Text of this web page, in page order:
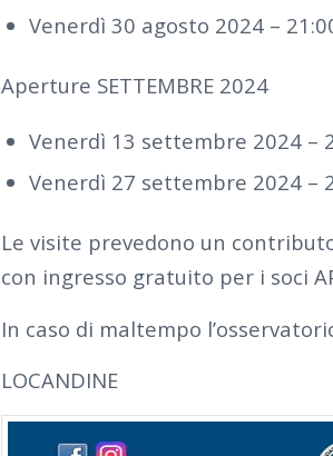
Venerdì 30 agosto 2024 –
Aperture SETTEMBRE 2024
Venerdì 13 settembre 2024 –
Venerdì 27 settembre 2024 –
Le visite prevedono un
con ingresso gratuito per i soci
In caso di maltempo
LOCANDINE